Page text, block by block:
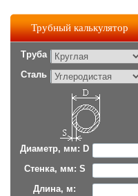
Трубный калькулятор
Труба
Сталь
Диаметр, мм: D
Стенка, мм: S
Длина, м: